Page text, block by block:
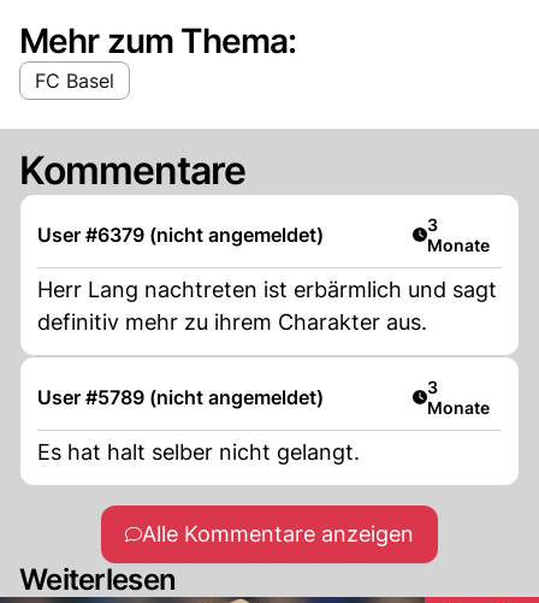
Mehr zum Thema:
FC Basel
Kommentare
User #6379 (nicht angemeldet) Artikel
3
Monate
Herr Lang nachtreten ist erbärmlich und sagt
definitiv mehr zu ihrem Charakter aus.
User #5789 (nicht angemeldet) Artikel
3
Monate
Es hat halt selber nicht gelangt.
Alle Kommentare anzeigen
Weiterlesen